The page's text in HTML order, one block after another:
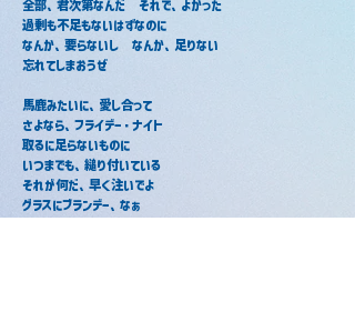
全部、君次第なんだ　それで、よかった
過剰も不足もないはずなのに
なんか、要らないし　なんか、足りない
忘れてしまおうぜ
馬鹿みたいに、愛し合って
さよなら、フライデー・ナイト
取るに足らないものに
いつまでも、縋り付いている
それが何だ、早く注いでよ
グラスにブランデー、なぁ